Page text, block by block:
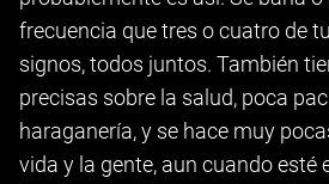
frecuencia que tres o cuatro de
signos, todos juntos. También
precisas sobre la salud, poca
haraganería, y se hace muy
vida y la gente, aun cuando esté